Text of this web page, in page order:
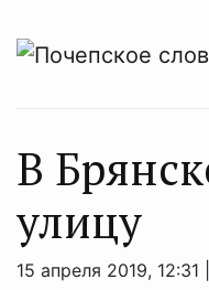
В
улицу
15 апреля 2019, 12:31 |